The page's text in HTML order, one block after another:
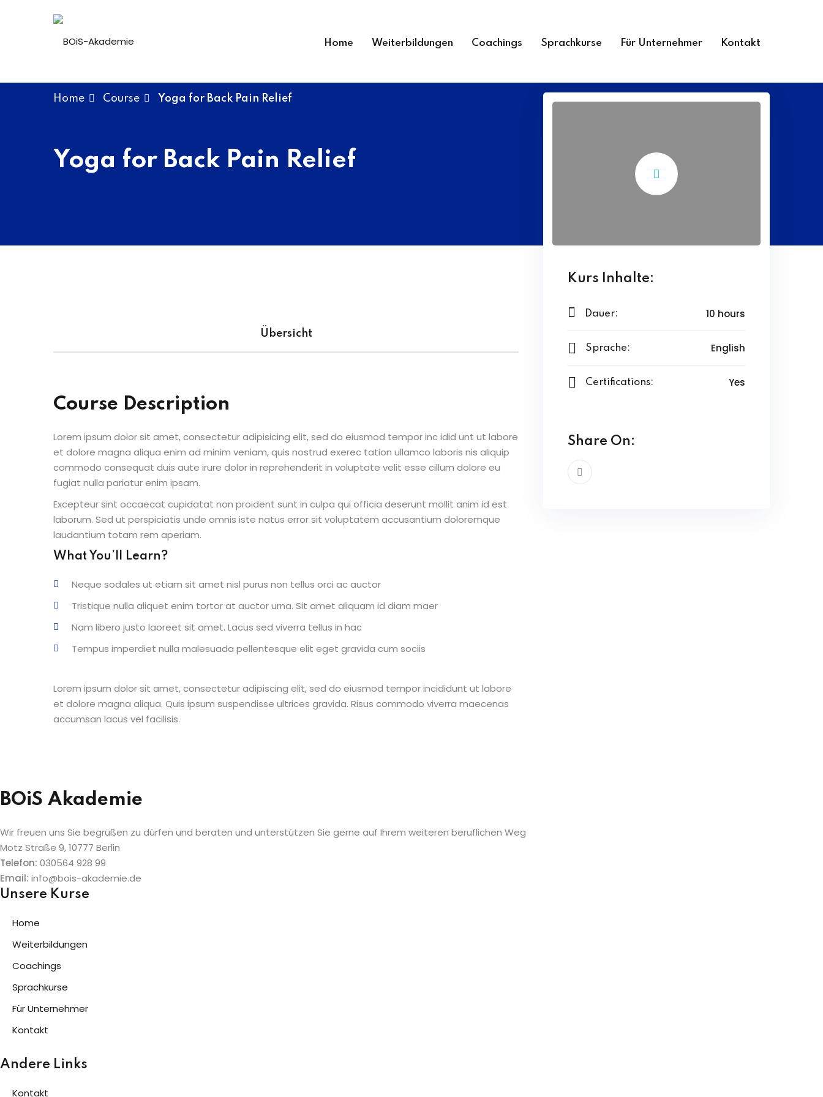
Home Weiterbildungen Coachings Sprachkurse Für Unternehmer Kontakt
Home Course Yoga for Back Pain Relief
Yoga for Back Pain Relief
Übersicht
Course Description
Lorem ipsum dolor sit amet, consectetur adipisicing elit, sed do eiusmod tempor inc idid unt ut labore
et dolore magna aliqua enim ad minim veniam, quis nostrud exerec tation ullamco laboris nis aliquip
commodo consequat duis aute irure dolor in reprehenderit in voluptate velit esse cillum dolore eu
fugiat nulla pariatur enim ipsam.
Excepteur sint occaecat cupidatat non proident sunt in culpa qui officia deserunt mollit anim id est
laborum. Sed ut perspiciatis unde omnis iste natus error sit voluptatem accusantium doloremque
laudantium totam rem aperiam.
What You’ll Learn?
Neque sodales ut etiam sit amet nisl purus non tellus orci ac auctor
Tristique nulla aliquet enim tortor at auctor urna. Sit amet aliquam id diam maer
Nam libero justo laoreet sit amet. Lacus sed viverra tellus in hac
Tempus imperdiet nulla malesuada pellentesque elit eget gravida cum sociis
Lorem ipsum dolor sit amet, consectetur adipiscing elit, sed do eiusmod tempor incididunt ut labore
et dolore magna aliqua. Quis ipsum suspendisse ultrices gravida. Risus commodo viverra maecenas
accumsan lacus vel facilisis.
Kurs Inhalte:
Dauer: 10 hours
Sprache: English
Certifications: Yes
Share On:
BOiS Akademie
Wir freuen uns Sie begrüßen zu dürfen und beraten und unterstützen Sie gerne auf Ihrem weiteren beruflichen Weg
Motz Straße 9, 10777 Berlin
Telefon: 030564 928 99
Email: info@bois-akademie.de
Unsere Kurse
Home
Weiterbildungen
Coachings
Sprachkurse
Für Unternehmer
Kontakt
Andere Links
Kontakt